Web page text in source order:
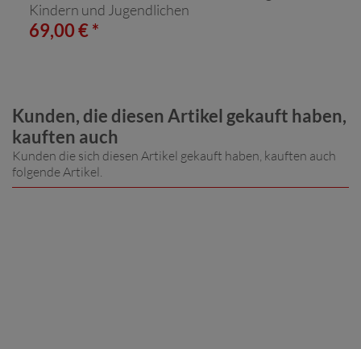
Kindern und Jugendlichen
69,00 € *
Kunden, die diesen Artikel gekauft haben,
kauften auch
Kunden die sich diesen Artikel gekauft haben, kauften auch
folgende Artikel.